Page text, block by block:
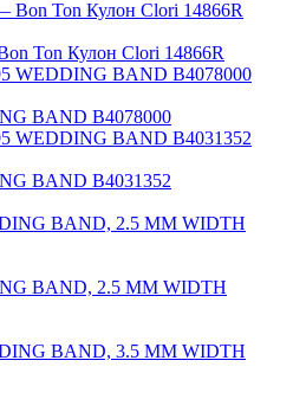
Ton Кулон Clori 14866R
BAND B4078000
BAND B4031352
BAND, 2.5 MM WIDTH